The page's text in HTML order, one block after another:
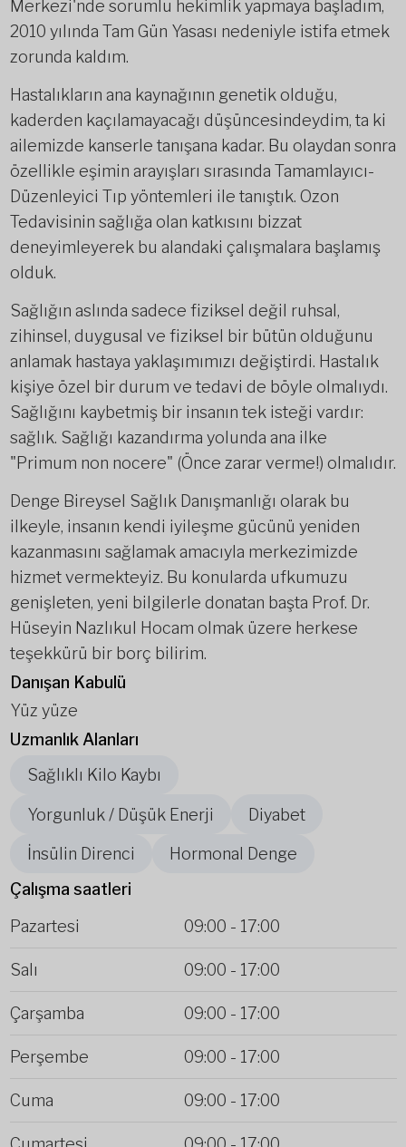
Merkezi'nde sorumlu hekimlik yapmaya başladım,
2010 yılında Tam Gün Yasası nedeniyle istifa etmek
zorunda kaldım.
Hastalıkların ana kaynağının genetik olduğu,
kaderden kaçılamayacağı düşüncesindeydim, ta ki
ailemizde kanserle tanışana kadar. Bu olaydan sonra
özellikle eşimin arayışları sırasında Tamamlayıcı-
Düzenleyici Tıp yöntemleri ile tanıştık. Ozon
Tedavisinin sağlığa olan katkısını bizzat
deneyimleyerek bu alandaki çalışmalara başlamış
olduk.
Sağlığın aslında sadece fiziksel değil ruhsal,
zihinsel, duygusal ve fiziksel bir bütün olduğunu
anlamak hastaya yaklaşımımızı değiştirdi. Hastalık
kişiye özel bir durum ve tedavi de böyle olmalıydı.
Sağlığını kaybetmiş bir insanın tek isteği vardır:
sağlık. Sağlığı kazandırma yolunda ana ilke
"Primum non nocere" (Önce zarar verme!) olmalıdır.
Denge Bireysel Sağlık Danışmanlığı olarak bu
ilkeyle, insanın kendi iyileşme gücünü yeniden
kazanmasını sağlamak amacıyla merkezimizde
hizmet vermekteyiz. Bu konularda ufkumuzu
genişleten, yeni bilgilerle donatan başta Prof. Dr.
Hüseyin Nazlıkul Hocam olmak üzere herkese
teşekkürü bir borç bilirim.
Danışan Kabulü
Yüz yüze
Uzmanlık Alanları
Sağlıklı Kilo Kaybı
Yorgunluk / Düşük Enerji Diyabet
İnsülin Direnci
Hormonal Denge
Çalışma saatleri
Pazartesi
09:00 - 17:00
Salı 09:00 - 17:00
Çarşamba 09:00 - 17:00
Perşembe 09:00 - 17:00
Cuma 09:00 - 17:00